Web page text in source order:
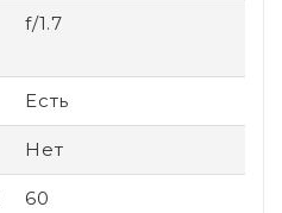
f/1.7
Есть
Нет
60